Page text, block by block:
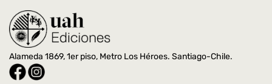
Alameda 1869, 1er piso, Metro Los Héroes. Santiago-Chile.